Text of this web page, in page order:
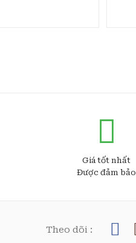
Giá tốt nhất
Được đảm bảo
Theo dõi :